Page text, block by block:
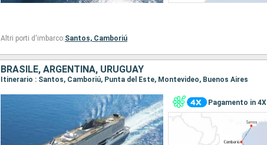
Altri porti d'imbarco:Santos, Camboriú
BRASILE, ARGENTINA, URUGUAY
Itinerario : Santos, Camboriú, Punta del Este, Montevideo, Buenos Aires
Pagamento in 4X